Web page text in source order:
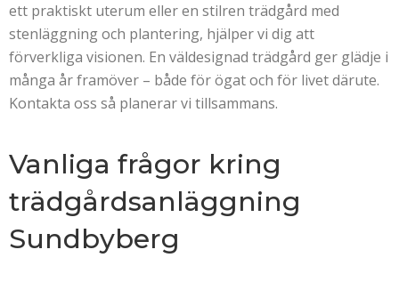
ett praktiskt uterum eller en stilren trädgård med
stenläggning och plantering, hjälper vi dig att
förverkliga visionen. En väldesignad trädgård ger glädje i
många år framöver – både för ögat och för livet därute.
Kontakta oss så planerar vi tillsammans.
Vanliga frågor kring
trädgårdsanläggning
Sundbyberg